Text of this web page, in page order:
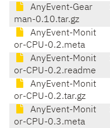
AnyEvent-Gear
man-0.10.tar.gz
AnyEvent-Monit
or-CPU-0.2.meta
AnyEvent-Monit
or-CPU-0.2.readme
AnyEvent-Monit
or-CPU-0.2.tar.gz
AnyEvent-Monit
or-CPU-0.3.meta